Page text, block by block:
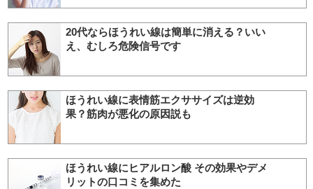
20代ならほうれい線は簡単に消える？いい
え、むしろ危険信号です
ほうれい線に表情筋エクササイズは逆効
果？筋肉が悪化の原因説も
ほうれい線にヒアルロン酸 その効果やデメ
リットの口コミを集めた